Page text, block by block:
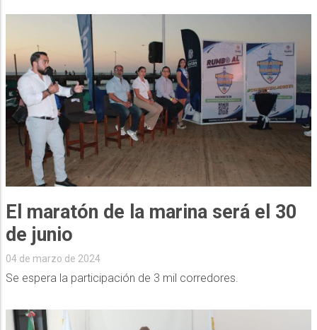
El maratón de la marina será el 30
de junio
04 de marzo de 2024
Se espera la participación de 3 mil corredores.